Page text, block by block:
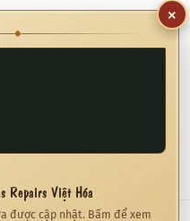
Gia
×
◆
Repairs Việt Hóa
được cập nhật. Bấm để xem